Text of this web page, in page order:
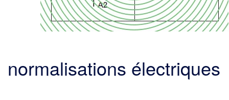
normalisations électriques